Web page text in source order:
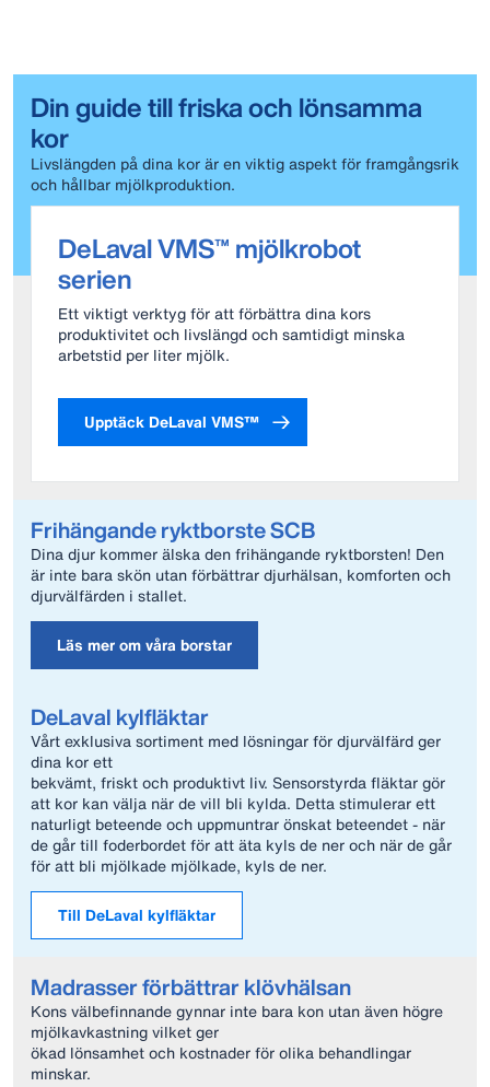
Din guide till friska och lönsamma
kor
Livslängden på dina kor är en viktig aspekt för framgångsrik
och hållbar mjölkproduktion.
Ladda hem guiden här
DeLaval VMS™ mjölkrobot
serien
Ett viktigt verktyg för att förbättra dina kors
produktivitet och livslängd och samtidigt minska
arbetstid per liter mjölk.
Upptäck DeLaval VMS™
Frihängande ryktborste SCB
Dina djur kommer älska den frihängande ryktborsten! Den
är inte bara skön utan förbättrar djurhälsan, komforten och
djurvälfärden i stallet.
Läs mer om våra borstar
DeLaval kylfläktar
Vårt exklusiva sortiment med lösningar för djurvälfärd ger
dina kor ett
bekvämt, friskt och produktivt liv. Sensorstyrda fläktar gör
att kor kan välja när de vill bli kylda. Detta stimulerar ett
naturligt beteende och uppmuntrar önskat beteendet - när
de går till foderbordet för att äta kyls de ner och när de går
för att bli mjölkade mjölkade, kyls de ner.
Till DeLaval kylfläktar
Madrasser förbättrar klövhälsan
Kons välbefinnande gynnar inte bara kon utan även högre
mjölkavkastning vilket ger
ökad lönsamhet och kostnader för olika behandlingar
minskar.